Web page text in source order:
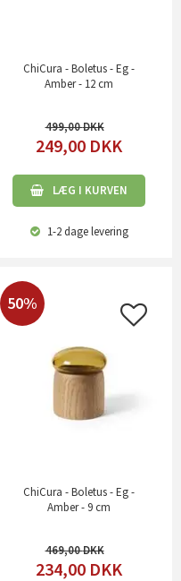
ChiCura - Boletus - Eg -
Amber - 12 cm
499,00
249,00 DKK
LÆG I KURVEN
1-2 dagelevering
50%
ChiCura - Boletus - Eg -
Amber - 9 cm
469,00
234,00 DKK